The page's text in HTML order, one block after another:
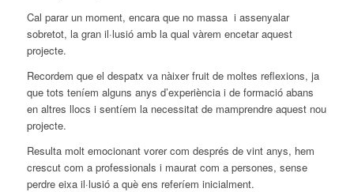
Cal parar un moment, encara que no massa i assenyalar
sobretot, la gran il·lusió amb la qual vàrem encetar aquest
projecte.
Recordem que el despatx va nàixer fruit de moltes reflexions, ja
que tots teníem alguns anys d’experiència i de formació abans
en altres llocs i sentíem la necessitat de mamprendre aquest nou
projecte.
Resulta molt emocionant vorer com després de vint anys, hem
crescut com a professionals i maurat com a persones, sense
perdre eixa il·lusió a què ens referíem inicialment.